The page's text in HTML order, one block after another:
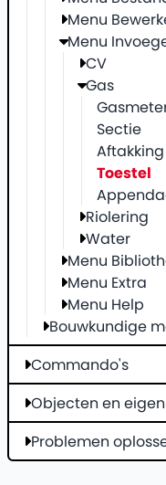
Menu
Menu
CV
Gas
Sectie
Aftakking
Toestel
Riolering
Water
Menu
Menu Extra
Menu Help
Bouwkundige
Commando's
Objecten en
Problemen